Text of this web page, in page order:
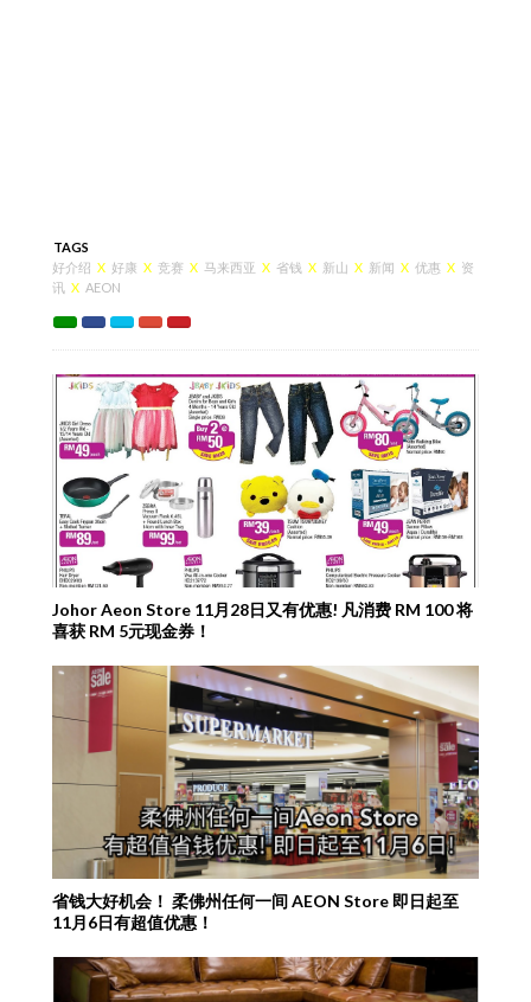
TAGS
好介绍 X 好康 X 竞赛 X 马来西亚 X 省钱 X 新山 X 新闻 X 优惠 X 资
讯 X AEON
Johor Aeon Store 11月28日又有优惠! 凡消费 RM 100 将
喜获 RM 5元现金券！
省钱大好机会！ 柔佛州任何一间 AEON Store 即日起至
11月6日有超值优惠！